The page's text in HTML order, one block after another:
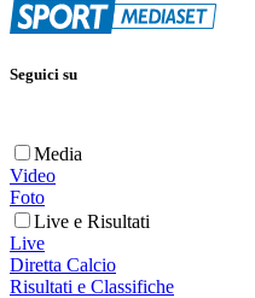
Seguici su
Media
Video
Foto
Live e Risultati
Live
Diretta Calcio
Risultati e Classifiche